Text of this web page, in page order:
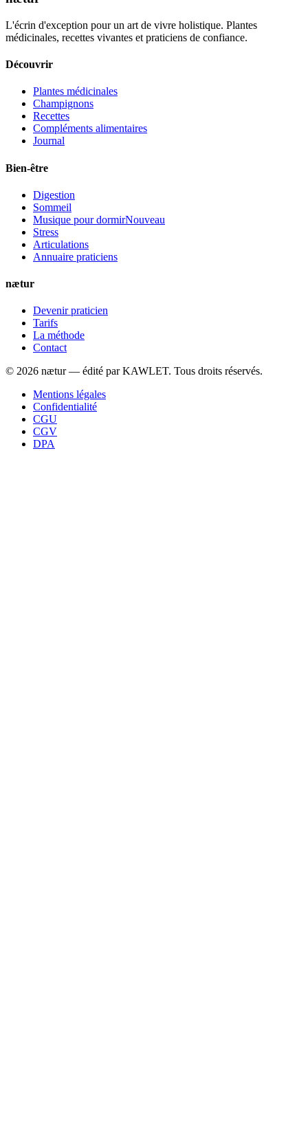
L'écrin d'exception pour un art de vivre holistique. Plantes
médicinales, recettes vivantes et praticiens de confiance.
Découvrir
Plantes médicinales
Champignons
Recettes
Compléments alimentaires
Journal
Bien-être
Digestion
Sommeil
Musique pour dormirNouveau
Stress
Articulations
Annuaire praticiens
nætur
Devenir praticien
Tarifs
La méthode
Contact
© 2026 nætur — édité par KAWLET. Tous droits réservés.
Mentions légales
Confidentialité
CGU
CGV
DPA